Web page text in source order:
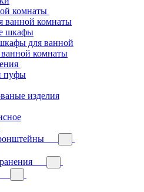
комнаты
ванной комнаты
шкафы
для ванной
комнаты
пуфы
изделия